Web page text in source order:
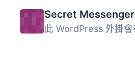
Secret Messenger